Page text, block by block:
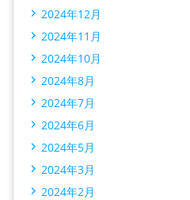
2024年12月
2024年11月
2024年10月
2024年8月
2024年7月
2024年6月
2024年5月
2024年3月
2024年2月